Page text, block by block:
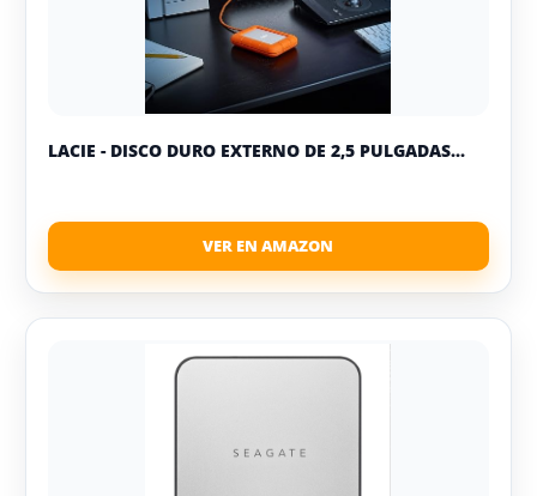
LACIE - DISCO DURO EXTERNO DE 2,5 PULGADAS...